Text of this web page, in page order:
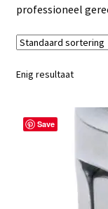
Retourbeleid
Videos
professioneel
Enig resultaat
Save